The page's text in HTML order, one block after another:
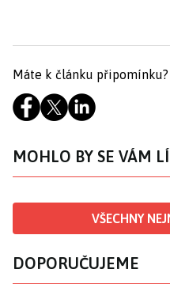
Máte k článku připomínku?
MOHLO BY SE VÁM
VŠECHNY
DOPORUČUJEME